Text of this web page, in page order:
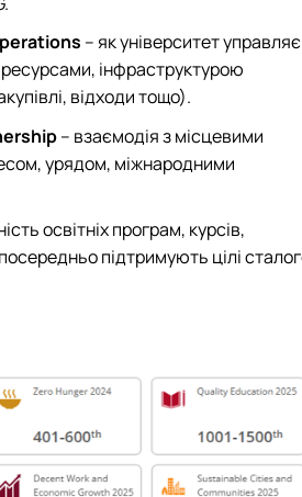
– як університет управляє
інфраструктурою
відходи тощо).
– взаємодія з місцевими
урядом, міжнародними
освітніх програм, курсів,
підтримують цілі